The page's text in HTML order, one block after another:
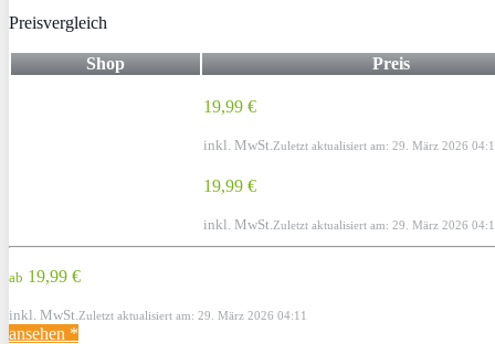
Preisvergleich
Shop Preis
19,99 €
inkl. MwSt. Zuletzt aktualisiert am: 29. März 2026
19,99 €
inkl. MwSt. Zuletzt aktualisiert am: 29. März 2026
ab 19,99 €
inkl. MwSt. Zuletzt aktualisiert am: 29. März 2026 04:11
ansehen *